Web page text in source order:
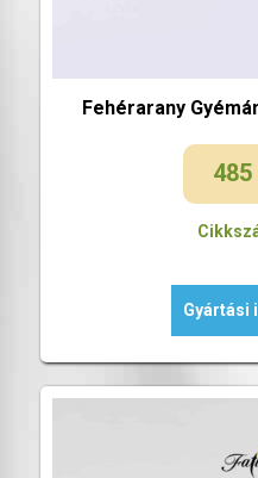
Fehérarany
485
Gyártási